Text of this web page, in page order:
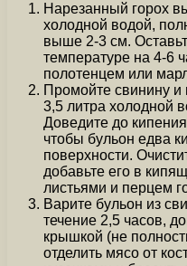
Нарезанный горох
холодной водой,
выше 2-3 см.
температуре на 4-6
полотенцем или
Промойте свинину
3,5 литра холодной
Доведите до
чтобы бульон едва
поверхности.
добавьте его в
листьями и перцем
Варите бульон из
течение 2,5 часов,
крышкой (не
отделить мясо от